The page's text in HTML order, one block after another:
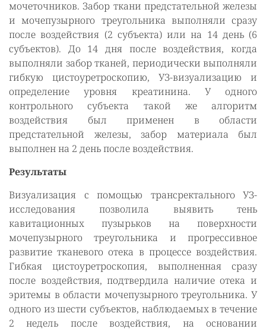
мочеточников. Забор ткани предстательной железы
и мочепузырного треугольника выполняли сразу
после воздействия (2 субъекта) или на 14 день (6
субъектов). До 14 дня после воздействия, когда
выполняли забор тканей, периодически выполняли
гибкую цистоуретроскопию, УЗ-визуализацию и
определение уровня креатинина. У одного
контрольного субъекта такой же алгоритм
воздействия был применен в области
предстательной железы, забор материала был
выполнен на 2 день после воздействия.
Результаты
Визуализация с помощью трансректального УЗ-
исследования позволила выявить тень
кавитационных пузырьков на поверхности
мочепузырного треугольника и прогрессивное
развитие тканевого отека в процессе воздействия.
Гибкая цистоуретроскопия, выполненная сразу
после воздействия, подтвердила наличие отека и
эритемы в области мочепузырного треугольника. У
одного из шести субъектов, наблюдаемых в течение
2 недель после воздействия, на основании